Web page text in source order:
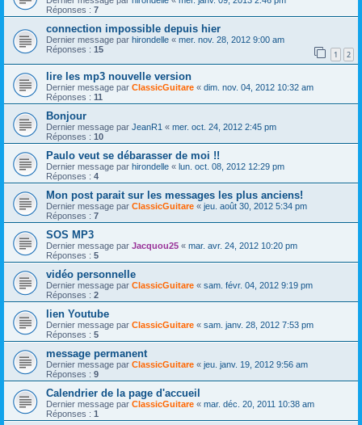
Réponses : 7
connection impossible depuis hier
Dernier message par hirondelle « mer. nov. 28, 2012 9:00 am
Réponses : 15 1 2
lire les mp3 nouvelle version
Dernier message par ClassicGuitare « dim. nov. 04, 2012 10:32 am
Réponses : 11
Bonjour
Dernier message par JeanR1 « mer. oct. 24, 2012 2:45 pm
Réponses : 10
Paulo veut se débarasser de moi !!
Dernier message par hirondelle « lun. oct. 08, 2012 12:29 pm
Réponses : 4
Mon post parait sur les messages les plus anciens!
Dernier message par ClassicGuitare « jeu. août 30, 2012 5:34 pm
Réponses : 7
SOS MP3
Dernier message par Jacquou25 « mar. avr. 24, 2012 10:20 pm
Réponses : 5
vidéo personnelle
Dernier message par ClassicGuitare « sam. févr. 04, 2012 9:19 pm
Réponses : 2
lien Youtube
Dernier message par ClassicGuitare « sam. janv. 28, 2012 7:53 pm
Réponses : 5
message permanent
Dernier message par ClassicGuitare « jeu. janv. 19, 2012 9:56 am
Réponses : 9
Calendrier de la page d'accueil
Dernier message par ClassicGuitare « mar. déc. 20, 2011 10:38 am
Réponses : 1